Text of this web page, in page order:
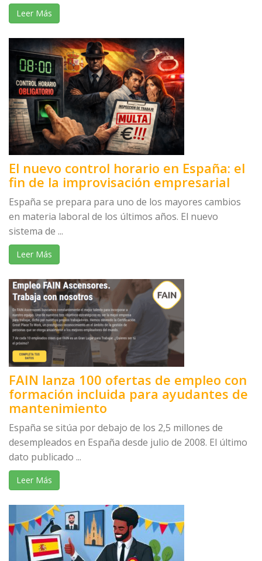
Leer Más
El nuevo control horario en España: el
fin de la improvisación empresarial
España se prepara para uno de los mayores cambios
en materia laboral de los últimos años. El nuevo
sistema de ...
Leer Más
FAIN lanza 100 ofertas de empleo con
formación incluida para ayudantes de
mantenimiento
España se sitúa por debajo de los 2,5 millones de
desempleados en España desde julio de 2008. El último
dato publicado ...
Leer Más